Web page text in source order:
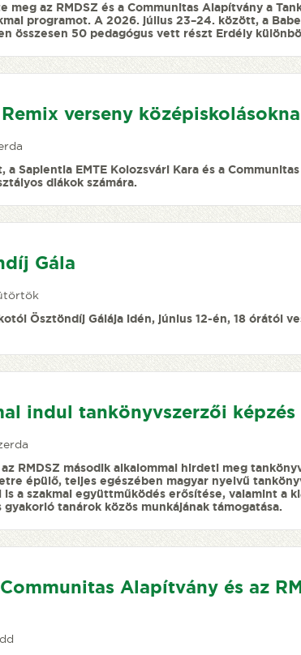
meg az RMDSZ és a Communitas Alapítvány a
programot. A 2026. július 23–24. között, a
összesen 50 pedagógus vett részt Erdély
verseny
a Sapientia EMTE Kolozsvári Kara és a
diákok számára.
Gála
Ösztöndíj Gálája idén, június 12-én, 18 órától
indul tankönyvszerzői képzés
RMDSZ második alkalommal hirdeti meg
épülő, teljes egészében magyar nyelvű
a szakmai együttműködés erősítése, valamint a
tanárok közös munkájának támogatása.
Alapítvány és az